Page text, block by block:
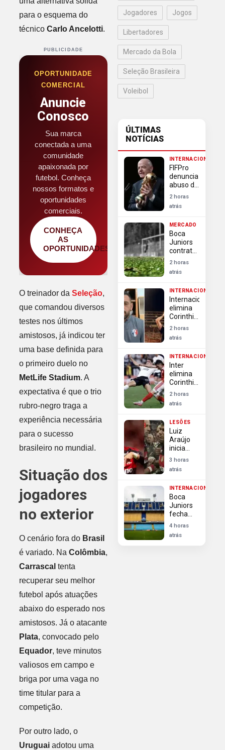
para o esquema do
técnico Carlo Ancelotti.
PUBLICIDADE
OPORTUNIDADE
COMERCIAL
Anuncie
Conosco
Sua marca
conectada a uma
comunidade
apaixonada por
futebol. Conheça
nossos formatos e
oportunidades
comerciais.
CONHEÇA
AS
OPORTUNIDADES
O treinador da Seleção,
que comandou diversos
testes nos últimos
amistosos, já indicou ter
uma base definida para
o primeiro duelo no
MetLife Stadium. A
expectativa é que o trio
rubro-negro traga a
experiência necessária
para o sucesso
brasileiro no mundial.
Situação dos
jogadores
no exterior
O cenário fora do Brasil
é variado. Na Colômbia,
Carrascal tenta
recuperar seu melhor
futebol após atuações
abaixo do esperado nos
amistosos. Já o atacante
Plata, convocado pelo
Equador, teve minutos
valiosos em campo e
briga por uma vaga no
time titular para a
competição.
Por outro lado, o
Uruguaiadotou uma
Jogadores Jogos
Libertadores
Mercado da Bola
Seleção Brasileira
Voleibol
ÚLTIMAS
NOTÍCIAS
INTERNACIONAL
FIFPro
denuncia
abuso de
poder da
Fifa em
escândalo
2 horas
atrás
MERCADO
Boca
Juniors
contrata
Enner
Valencia,
ex-
para
vaga de
Cavani
2 horas
atrás
INTERNACIONAL
Internacional
elimina
Corinthians
na Copa
do Brasil
apesar
derrota
na Neo
Química
Arena
2 horas
atrás
INTERNACIONAL
Inter
elimina
Corinthians
na Copa
do Brasil
e encerra
bi
2 horas
atrás
LESÕES
Luiz
Araújo
inicia
transição
e vira
esperança
Flamengo
para
duelo na
Libertadores
3 horas
atrás
INTERNACIONAL
Boca
Juniors
fecha
com
Enner
Valencia
4 horas
atrás